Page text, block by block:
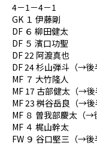
4－1－4－1
GK １ 伊藤剛
DF ６ 柳田健太
DF ５ 濱口功聖
DF 22 阿渡真也
DF 24 杉山弾斗（→後
MF ７ 大竹隆人
MF 17 古部健太（→後
MF 23 桝谷岳良（→後
MF ８ 曽我部慶太（→
MF ４ 梶山幹太
FW ９ 谷口堅三（→後